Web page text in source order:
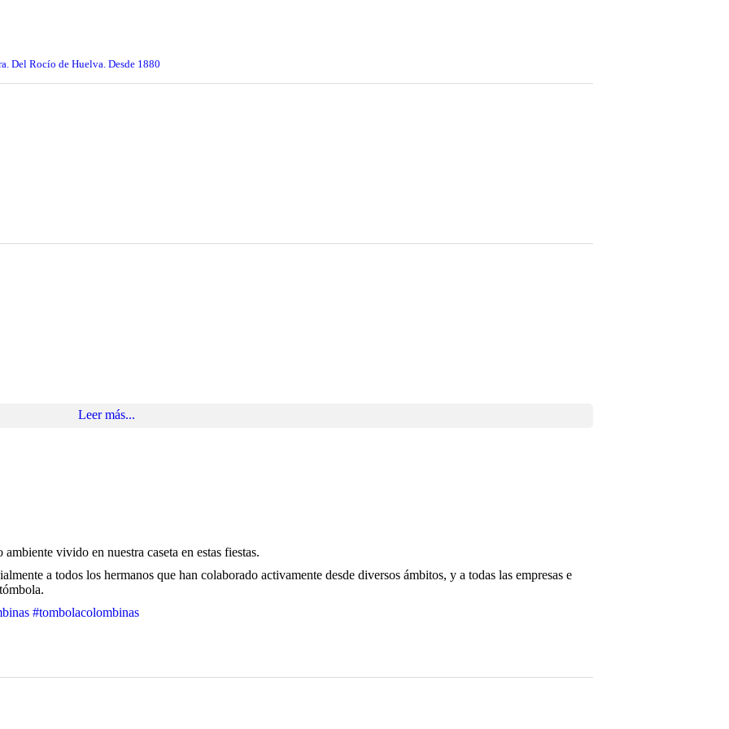
Del Rocío de Huelva. Desde 1880
Leer más...
vivido en nuestra caseta en estas fiestas.
a todos los hermanos que han colaborado activamente desde diversos ámbitos, y a todas las empresas e
#tombolacolombinas